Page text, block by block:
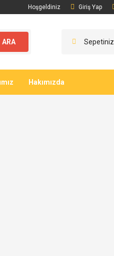
Hoşgeldiniz Giriş Yap
ARA Sepetiniz
Hakımızda